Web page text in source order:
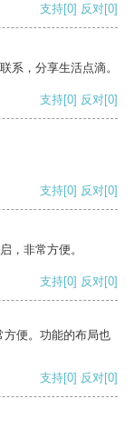
支持[0] 反对[0]
系，分享生活点滴。
支持[0] 反对[0]
支持[0] 反对[0]
，非常方便。
支持[0] 反对[0]
方便。功能的布局也
支持[0] 反对[0]